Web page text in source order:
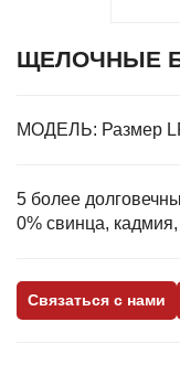
ЩЕЛОЧНЫЕ
МОДЕЛЬ: Размер
5 более долговечны
0% свинца, кадмия,
Связаться с нами